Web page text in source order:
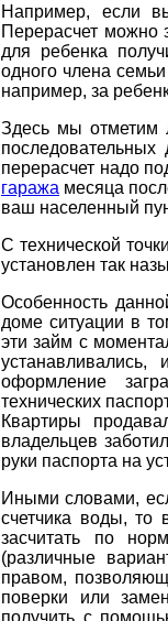
Например, если
Перерасчет можно
для ребенка
одного члена
например, за
Здесь мы отметим
перерасчет надо
гаража месяца
ваш населенный
С технической
установлен так
Особенность
доме ситуации в
эти займ с
оформление
технических
Квартиры
владельцев
руки паспорта на
Иными словами,
счетчика воды, то
засчитать по
(различные
правом,
поверки или
получить с